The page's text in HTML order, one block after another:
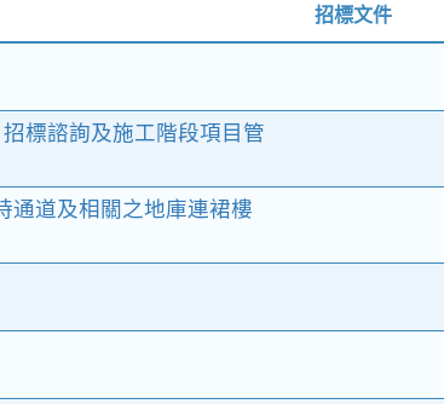
招標文件
標諮詢及施工階段項目管
通道及相關之地庫連裙樓